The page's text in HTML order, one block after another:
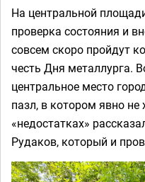
На центральной
проверка состояния и
совсем скоро пройдут
честь Дня металлурга.
центральное место
пазл, в котором явно не
«недостатках»
Рудаков, который и